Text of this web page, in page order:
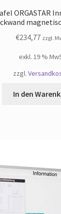
ORGASTAR
€234,77 zzgl.
exkl. 19 %
zzgl.
In den